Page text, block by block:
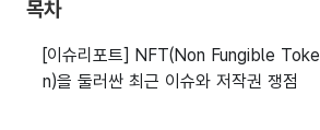
목차
[이슈리포트] NFT(Non Fungible Toke
n)을 둘러싼 최근 이슈와 저작권 쟁점